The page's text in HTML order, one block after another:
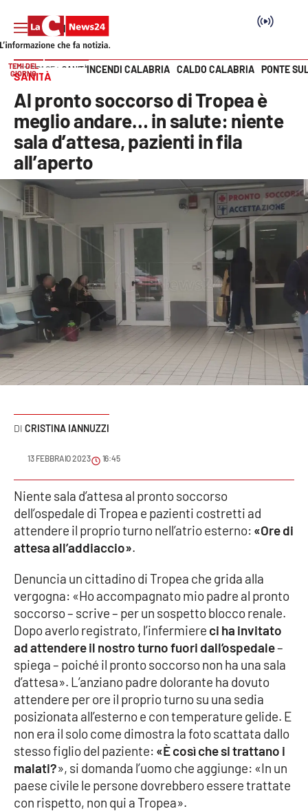
SEZIONI
Cronaca
Politica
Attualità
Economia e lavoro
Italia Mondo
Sanità
Sport
Cultura
Podcast
Meteo
Editoriali
VIDEO
Ambiente
Cronaca
Cultura
Economia e Lavoro
Politica
Sanità
Società
Vai
TEMI DEL
GIORNO
INCENDI CALABRIA CALDO CALABRIA PONTE
HOME PAGE SANITÀ
SANITÀ
Al pronto soccorso di Tropea è
meglio andare… in salute: niente
sala d’attesa, pazienti in fila
all’aperto
CRISTINA IANNUZZI
13 FEBBRAIO 2023 16:45
Niente sala d’attesa al pronto soccorso
dell’ospedale di Tropea e pazienti costretti ad
attendere il proprio turno nell’atrio esterno: «Ore di
attesa all’addiaccio».
Denuncia un cittadino di Tropea che grida alla
vergogna: «Ho accompagnato mio padre al pronto
soccorso – scrive – per un sospetto blocco renale.
Dopo averlo registrato, l’infermiere ci ha invitato
ad attendere il nostro turno fuori dall’ospedale–
spiega – poiché il pronto soccorso non ha una sala
d’attesa». L’anziano padre dolorante ha dovuto
attendere per ore il proprio turno su una sedia
posizionata all’esterno e con temperature gelide. E
non era il solo come dimostra la foto scattata dallo
stesso figlio del paziente: «È così che si trattano i
malati?», si domanda l’uomo che aggiunge: «In un
paese civile le persone dovrebbero essere trattate
con rispetto, non qui a Tropea».